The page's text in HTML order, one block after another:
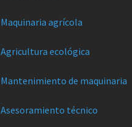
Maquinaria agrícola
Agricultura ecológica
Mantenimiento de maquinaria
Asesoramiento técnico